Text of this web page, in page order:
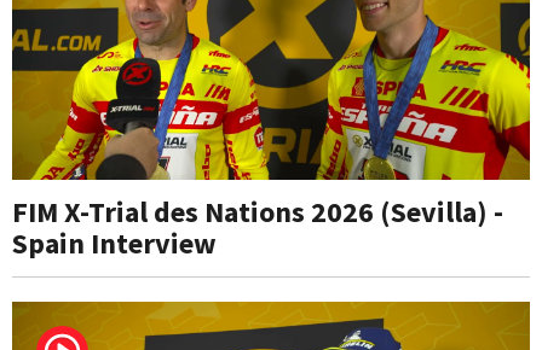
FIM X-Trial des Nations 2026 (Sevilla) -
Spain Interview